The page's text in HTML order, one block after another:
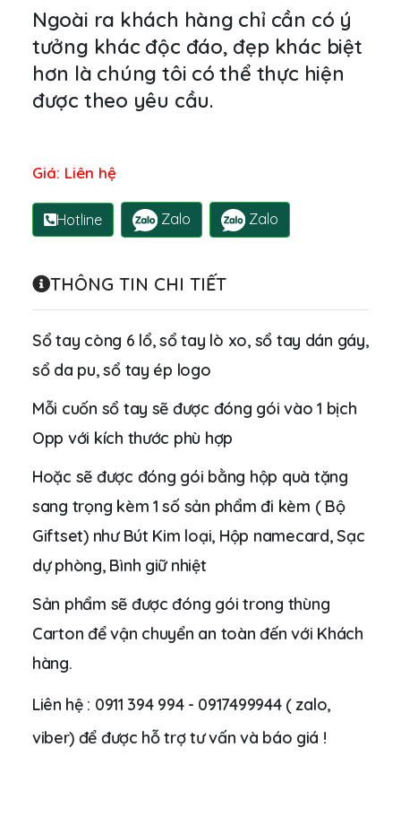
Ngoài ra khách hàng chỉ cần có ý
tưởng khác độc đáo, đẹp khác biệt
hơn là chúng tôi có thể thực hiện
được theo yêu cầu.
Giá: Liên hệ
Hotline Zalo Zalo
THÔNG TIN CHI TIẾT
Sổ tay còng 6 lổ, sổ tay lò xo, sổ tay dán gáy,
sổ da pu, sổ tay ép logo
Mỗi cuốn sổ tay sẽ được đóng gói vào 1 bịch
Opp với kích thước phù hợp
Hoặc sẽ được đóng gói bằng hộp quà tặng
sang trọng kèm 1 số sản phẩm đi kèm ( Bộ
Giftset) như Bút Kim loại, Hộp namecard, Sạc
dự phòng, Bình giữ nhiệt
Sản phẩm sẽ được đóng gói trong thùng
Carton để vận chuyển an toàn đến với Khách
hàng.
Liên hệ : 0911 394 994 - 0917499944 ( zalo,
viber) để được hỗ trợ tư vấn và báo giá !